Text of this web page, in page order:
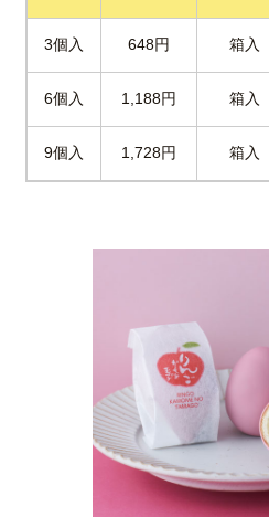
3個入 648円 箱入
6個入 1,188円 箱入
9個入 1,728円 箱入